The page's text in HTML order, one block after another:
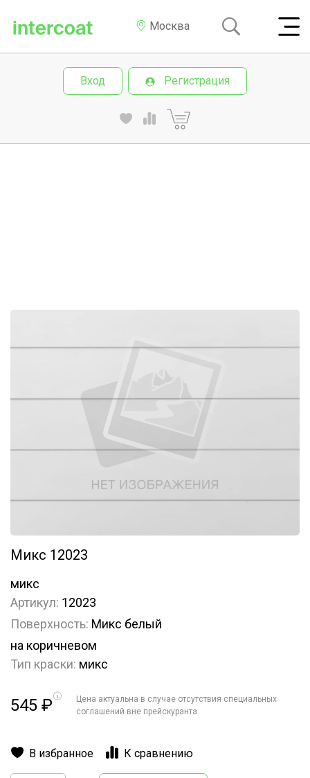
Москва
Вход Регистрация
Микс 12023
микс
Артикул: 12023
Поверхность: Микс белый
на коричневом
Тип краски: микс
545 ₽
Цена актуальна в случае отсутствия специальных
соглашений вне прейскуранта.
В избранное К сравнению